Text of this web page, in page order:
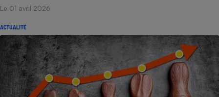
Le 01 avril 2026
ACTUALITÉ